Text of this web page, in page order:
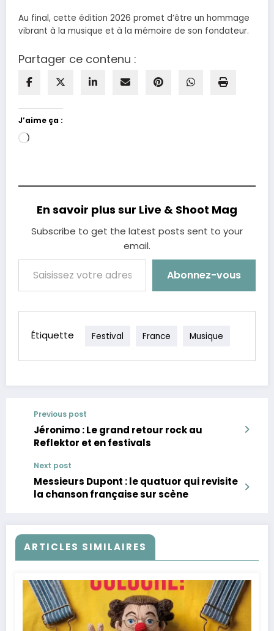
Au final, cette édition 2026 promet d’être un hommage
vibrant à la musique et à la mémoire de son fondateur.
Partager ce contenu :
J’aime ça :
Chargement…
En savoir plus sur Live & Shoot Mag
Subscribe to get the latest posts sent to your
email.
Saisissez votre adresse e-mail…
Abonnez-vous
Étiquette Festival France Musique
Previous post
Jéronimo : Le grand retour rock au
Reflektor et en festivals
Next post
Messieurs Dupont : le quatuor qui revisite
la chanson française sur scène
ARTICLES SIMILAIRES